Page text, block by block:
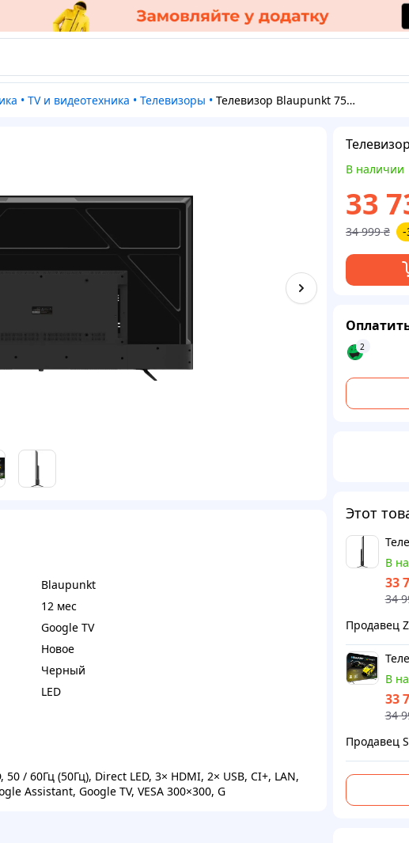
• TV и видеотехника • Телевизоры • Телевизор Blaupunkt 75UGC5500S 75 дюймов
Blaupunkt
12 мес
Google TV
Новое
Черный
LED
/ 60Гц (50Гц), Direct LED, 3× HDMI, 2× USB, CI+, LAN,
Assistant, Google TV, VESA 300×300, G
В наличии
33
34 999 ₴ -
2
Этот
В
33
34
В
33
34
Продавец